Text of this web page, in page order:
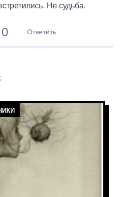
Не судьба.
0 Ответить